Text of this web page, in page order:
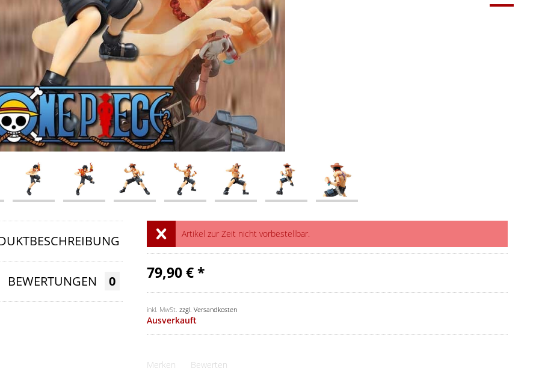
Artikel zur Zeit nicht vorbestellbar.
79,90 € *
inkl. MwSt. zzgl. Versandkosten
Ausverkauft
Merken Bewerten
BEWERTUNGEN 0